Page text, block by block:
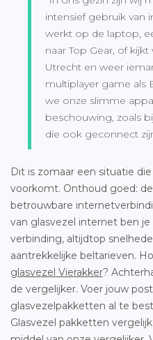
intensief gebruik van
werkt op de laptop,
naar Top Gear, of kijkt
Utrecht en weer
multiplayer game als
we onze slimme
beschouwing, zoals
die ook geconnect
Dit is zomaar een situatie
voorkomt. Onthoud goed:
betrouwbare
van glasvezel internet ben
verbinding, altijdtop
aantrekkelijke beltarieven.
glasvezel Vierakker?
de vergelijker. Voer jouw
glasvezelpakketten al te
Glasvezel pakketten